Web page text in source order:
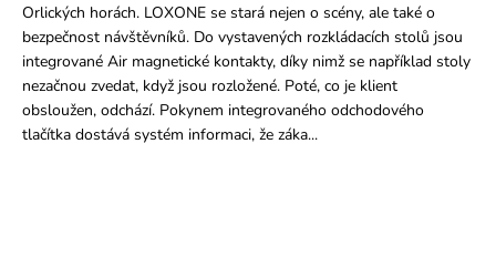
Orlických horách. LOXONE se stará nejen o scény, ale také o
bezpečnost návštěvníků. Do vystavených rozkládacích stolů jsou
integrované Air magnetické kontakty, díky nimž se například stoly
nezačnou zvedat, když jsou rozložené. Poté, co je klient
obsloužen, odchází. Pokynem integrovaného odchodového
tlačítka dostává systém informaci, že záka...